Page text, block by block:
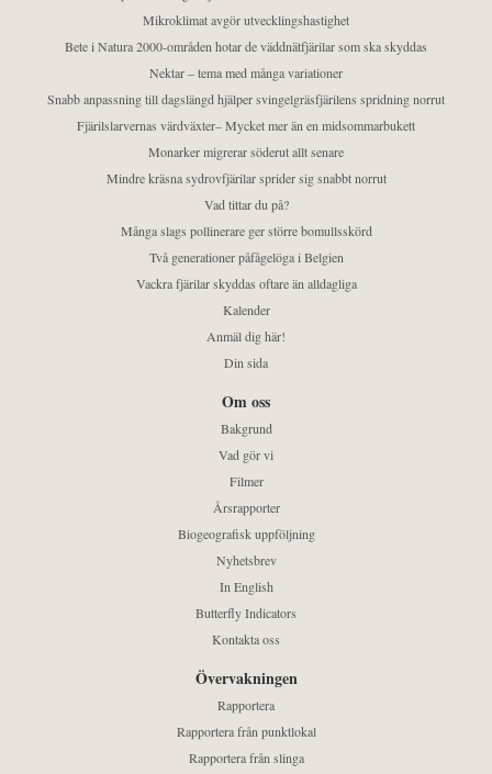
Mikroklimat avgör utvecklingshastighet
Bete i Natura 2000-områden hotar de väddnätfjärilar som ska skyddas
Nektar – tema med många variationer
Snabb anpassning till dagslängd hjälper svingelgräsfjärilens spridning norrut
Fjärilslarvernas värdväxter– Mycket mer än en midsommarbukett
Monarker migrerar söderut allt senare
Mindre kräsna sydrovfjärilar sprider sig snabbt norrut
Vad tittar du på?
Många slags pollinerare ger större bomullsskörd
Två generationer påfågelöga i Belgien
Vackra fjärilar skyddas oftare än alldagliga
Kalender
Anmäl dig här!
Din sida
Om oss
Bakgrund
Vad gör vi
Filmer
Årsrapporter
Biogeografisk uppföljning
Nyhetsbrev
In English
Butterfly Indicators
Kontakta oss
Övervakningen
Rapportera
Rapportera från punktlokal
Rapportera från slinga